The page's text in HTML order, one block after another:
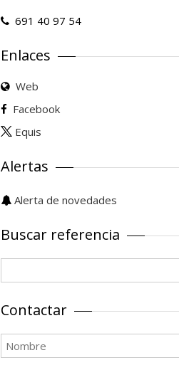
691 40 97 54
Enlaces
Web
Facebook
Equis
Alertas
Alerta de novedades
Buscar referencia
Contactar